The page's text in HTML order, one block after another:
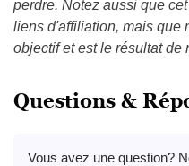
perdre. Notez aussi que
liens d'affiliation, mais que
objectif et est le résultat de
Questions &
Vous avez une question?